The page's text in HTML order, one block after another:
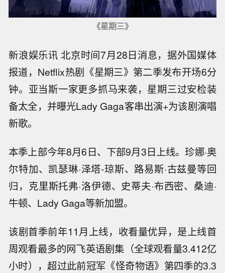
《星期三》
新浪娱乐讯 北京时间7月28日消息，据外国媒体
报道，Netflix热剧《星期三》第二季发布开场6分
钟。亚当斯一家更多抓马来袭，星期三过安检装
备太全，并曝光Lady Gaga客串出演+为该剧演唱
新歌。
本季上部今年8月6日、下部9月3日上线。珍娜·奥
尔特加、凯瑟琳·泽塔-琼斯、路易斯·古兹曼等回
归，克里斯托弗·洛伊德、史蒂夫·布西密、桑迪·
牛顿、Lady Gaga等新加盟。
该剧首季前年11月上线，收看量优异，是上线首
周观看最多的网飞英语剧集（全球观看量3.412亿
小时），超过此前冠军《怪奇物语》第四季的3.3